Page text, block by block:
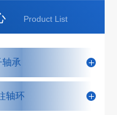
Product List
轴承
轴环